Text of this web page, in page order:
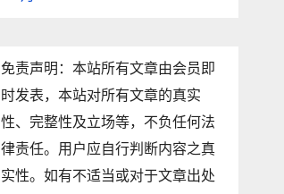
免责声明：本站所有文章由会员即
时发表，本站对所有文章的真实
性、完整性及立场等，不负任何法
律责任。用户应自行判断内容之真
实性。如有不适当或对于文章出处